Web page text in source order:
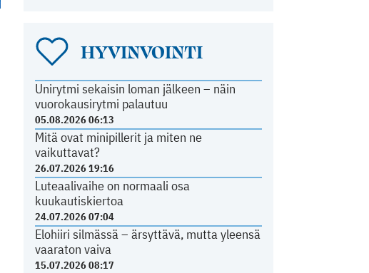
HYVINVOINTI
Unirytmi sekaisin loman jälkeen – näin
vuorokausirytmi palautuu
05.08.2026 06:13
Mitä ovat minipillerit ja miten ne
vaikuttavat?
26.07.2026 19:16
Luteaalivaihe on normaali osa
kuukautiskiertoa
24.07.2026 07:04
Elohiiri silmässä – ärsyttävä, mutta yleensä
vaaraton vaiva
15.07.2026 08:17